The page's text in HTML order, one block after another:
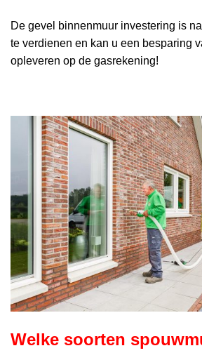
De gevel binnenmuur investering is
te verdienen en kan u een besparing
opleveren op de gasrekening!
Welke soorten